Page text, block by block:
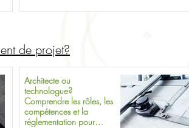
résidentiel sont très différents. Cet article
comment faire le bon choix selon la
votre projet.
de projet?
Architecte ou
technologue?
Comprendre les rôles, les
compétences et la
réglementation pour